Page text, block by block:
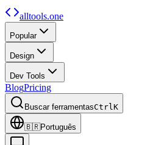
alltools.one
Popular
Design
Dev Tools
BlogPricing
Buscar ferramentasCtrlK
🇧🇷Português